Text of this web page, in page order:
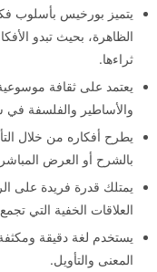
يتميز بورخيس بأسلوب
الظاهرة، بحيث تبدو
ثراءها.
يعتمد على ثقافة
والأساطير والفلسفة في
يطرح أفكاره من خلال
بالشرح أو العرض
يمتلك قدرة فريدة على
العلاقات الخفية التي
يستخدم لغة دقيقة
المعنى والتأويل.